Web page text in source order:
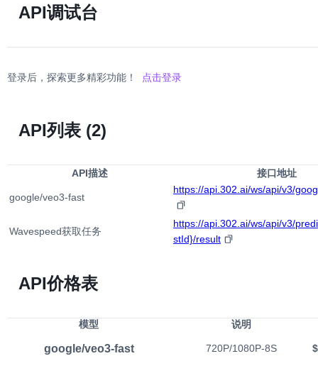
API调试台
登录后，探索更多精彩功能！ 点击登录
API列表 (2)
API描述 接口地址
google/veo3-fast
https://api.302.ai/ws/api/v3/
Wavespeed获取任务
https://api.302.ai/ws/api/v3/
stId}/result
API价格表
模型 说明
google/veo3-fast 720P/1080P-8S